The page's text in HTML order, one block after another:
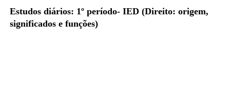
Estudos diários: 1º período- IED (Direito: origem,
significados e funções)